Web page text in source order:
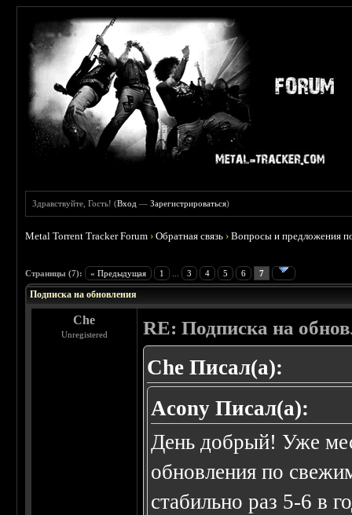
Здравствуйте, Гость! (Вход —Зарегистрироваться)
Metal Torrent Tracker Forum ›Обратная связь ›Вопросы и предложения
Страницы (7): « Предыдущая 1 3 4 5 6 7
Подписка на обновления
Che
Unregistered RE: Подписка на
Che Писал(а):
Acony Писал(а):
День добрый! Уже
обновления по
стабильно раз 5-6 в